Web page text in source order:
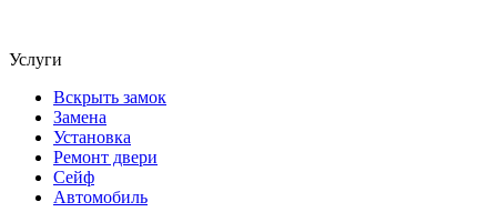
Услуги
Вскрыть замок
Замена
Установка
Ремонт двери
Сейф
Автомобиль